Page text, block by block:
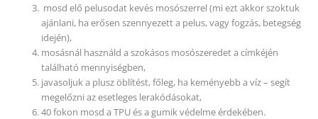
mosd elő pelusodat kevés mosószerrel (mi ezt akkor szoktuk
ajánlani, ha erősen szennyezett a pelus, vagy fogzás, betegség
idején),
mosásnál használd a szokásos mosószeredet a címkéjén
található mennyiségben,
javasoljuk a plusz öblítést, főleg, ha keményebb a víz – segít
megelőzni az esetleges lerakódásokat,
40 fokon mosd a TPU és a gumik védelme érdekében.